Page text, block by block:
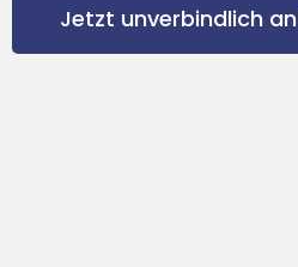
Jetzt unverbindlich